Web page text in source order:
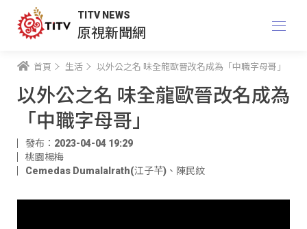
TITV NEWS
原視新聞網
首頁 生活 以外公之名 味全龍歐晉改名成為「中職字母哥」
以外公之名 味全龍歐晉改名成為
「中職字母哥」
發布：2023-04-04 19:29
桃園楊梅
Cemedas Dumalalrath(江子芊) 、 陳民紋